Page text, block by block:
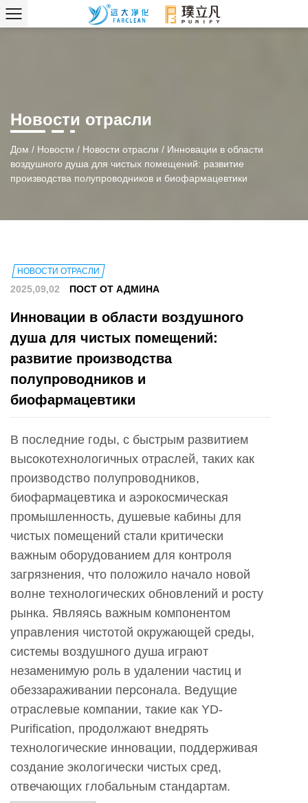
Новости отрасли
Дом / Новости / Новости отрасли / Инновации в области
воздушного душа для чистых помещений: развитие
производства полупроводников и биофармацевтики
НОВОСТИ ОТРАСЛИ
2025,09,02 ПОСТ ОТ АДМИНА
Инновации в области воздушного
душа для чистых помещений:
развитие производства
полупроводников и
биофармацевтики
В последние годы, с быстрым развитием
высокотехнологичных отраслей, таких как
производство полупроводников,
биофармацевтика и аэрокосмическая
промышленность, душевые кабины для
чистых помещений стали критически
важным оборудованием для контроля
загрязнения, что положило начало новой
волне технологических обновлений и росту
рынка. Являясь важным компонентом
управления чистотой окружающей среды,
системы воздушного душа играют
незаменимую роль в удалении частиц и
обеззараживании персонала. Ведущие
отраслевые компании, такие как YD-
Purification, продолжают внедрять
технологические инновации, поддерживая
создание экологически чистых сред,
отвечающих глобальным стандартам.